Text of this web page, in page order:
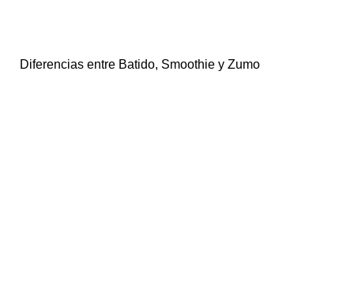
Diferencias entre Batido, Smoothie y Zumo